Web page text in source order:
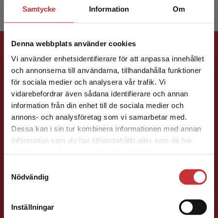
Samtycke Information Om
Denna webbplats använder cookies
Vi använder enhetsidentifierare för att anpassa innehållet
och annonserna till användarna, tillhandahålla funktioner
för sociala medier och analysera vår trafik. Vi
vidarebefordrar även sådana identifierare och annan
information från din enhet till de sociala medier och
annons- och analysföretag som vi samarbetar med.
Dessa kan i sin tur kombinera informationen med annan
information som du har tillhandahållit eller som de har
Nödvändig
Inställningar
Begränsad fraktregion
Det verkar som att du besöker
studentlitteratur.se via en enhet utanför Sverige.
Vi erbjuder inte leveranser utanför Sverige. För
att kunna slutföra ett köp måste
Förlagskontakt
Jenny Klang
Läromedelsutvecklare Läromedel och